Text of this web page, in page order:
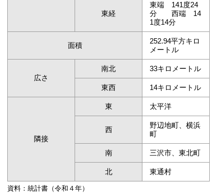
東経
東端 141度24
分 西端 14
1度14分
面積
252.94平方キロ
メートル
広さ
南北 33キロメートル
東西 14キロメートル
隣接
東 太平洋
西
野辺地町、横浜
町
南 三沢市、東北町
北 東通村
資料：統計書（令和４年）